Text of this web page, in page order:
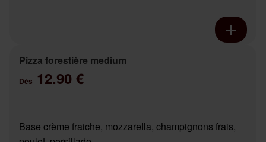
Pizza forestière medium
Dès 12.90 €
Base crème fraiche, mozzarella, champignons frais,